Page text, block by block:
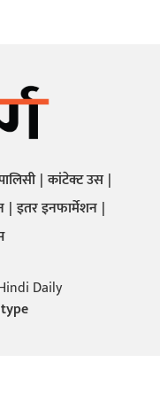
कांटेक्ट उस
इतर इनफार्मेशन
Daily